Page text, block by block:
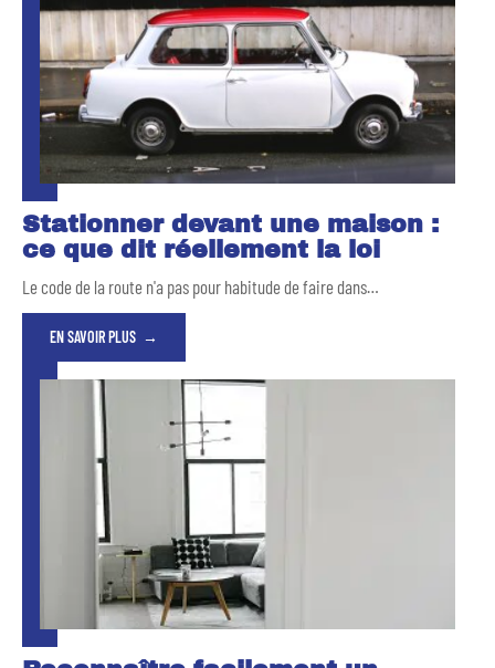
Stationner devant une maison :
ce que dit réellement la loi
Le code de la route n'a pas pour habitude de faire dans…
EN SAVOIR PLUS